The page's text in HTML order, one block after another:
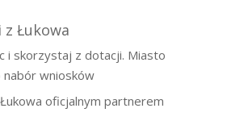
Łukowa
i skorzystaj z dotacji. Miasto
nabór wniosków
oficjalnym partnerem